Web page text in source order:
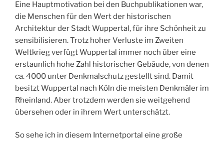
Eine Hauptmotivation bei den Buchpublikationen war,
die Menschen für den Wert der historischen
Architektur der Stadt Wuppertal, für ihre Schönheit zu
sensibilisieren. Trotz hoher Verluste im Zweiten
Weltkrieg verfügt Wuppertal immer noch über eine
erstaunlich hohe Zahl historischer Gebäude, von denen
ca. 4000 unter Denkmalschutz gestellt sind. Damit
besitzt Wuppertal nach Köln die meisten Denkmäler im
Rheinland. Aber trotzdem werden sie weitgehend
übersehen oder in ihrem Wert unterschätzt.
So sehe ich in diesem Internetportal eine große